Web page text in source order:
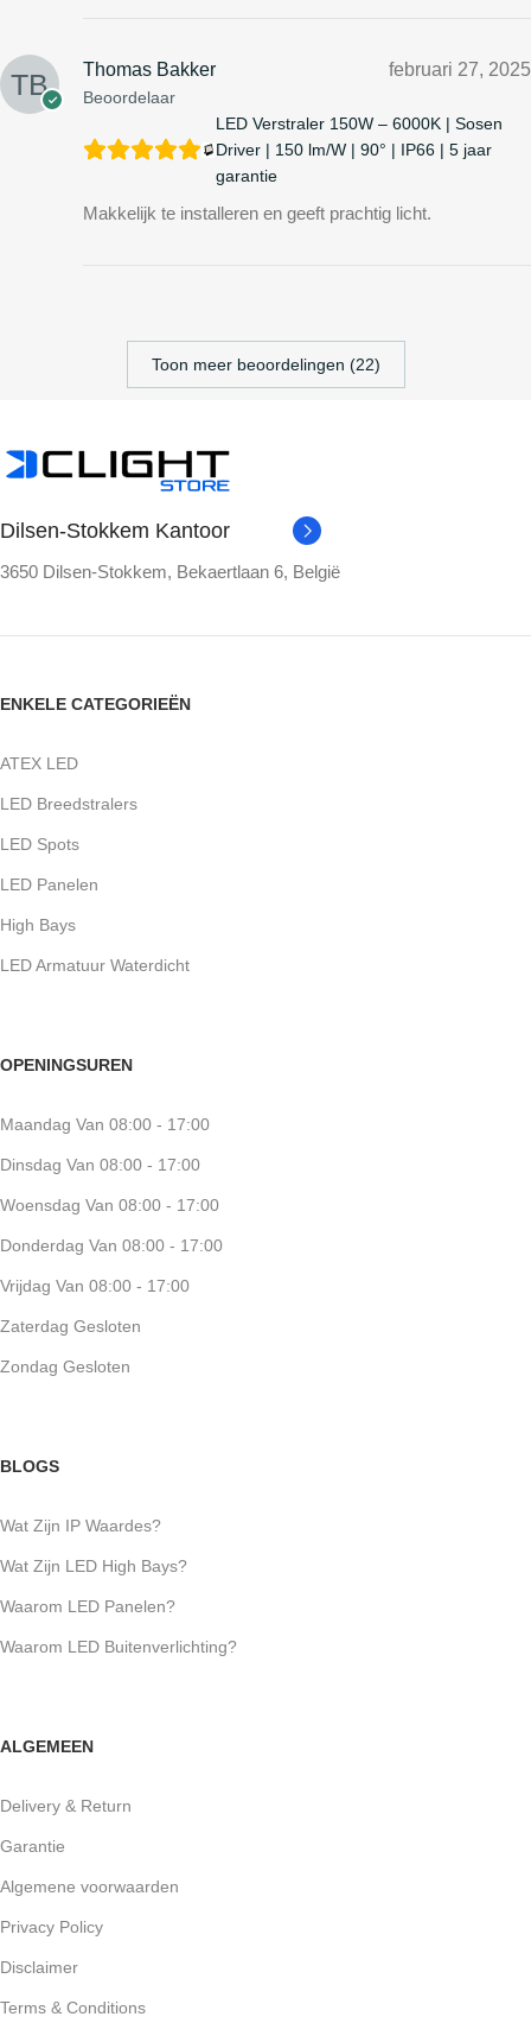
Thomas Bakker
Beoordelaar
februari 27, 2025
LED Verstraler 150W – 6000K | Sosen
Driver | 150 lm/W | 90° | IP66 | 5 jaar
garantie
Makkelijk te installeren en geeft prachtig licht.
Toon meer beoordelingen (22)
Dilsen-Stokkem Kantoor
3650 Dilsen-Stokkem, Bekaertlaan 6, België
ENKELE CATEGORIEËN
ATEX LED
LED Breedstralers
LED Spots
LED Panelen
High Bays
LED Armatuur Waterdicht
OPENINGSUREN
Maandag Van 08:00 - 17:00
Dinsdag Van 08:00 - 17:00
Woensdag Van 08:00 - 17:00
Donderdag Van 08:00 - 17:00
Vrijdag Van 08:00 - 17:00
Zaterdag Gesloten
Zondag Gesloten
BLOGS
Wat Zijn IP Waardes?
Wat Zijn LED High Bays?
Waarom LED Panelen?
Waarom LED Buitenverlichting?
ALGEMEEN
Delivery & Return
Garantie
Algemene voorwaarden
Privacy Policy
Disclaimer
Terms & Conditions